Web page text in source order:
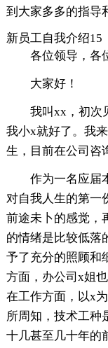
到大家多多的指导
新员工自我介绍15
各位领导，各
大家好！
我叫xx，初次
我小x就好了。我
生，目前在公司咨
作为一名应届
对自我人生的第一
前途未卜的感觉，
的情绪是比较低落
予了充分的照顾和
方面，办公司x姐
在工作方面，以x
所周知，技术工种
十几甚至几十年的